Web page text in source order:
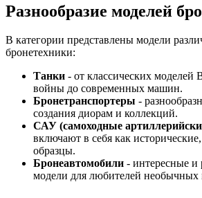
Разнообразие моделей
В категории представлены модели
бронетехники:
Танки - от классических моделей
войны до современных машин.
Бронетранспортеры -
создания диорам и коллекций.
САУ (самоходные
включают в себя как
образцы.
Бронеавтомобили - интересные и
модели для любителей